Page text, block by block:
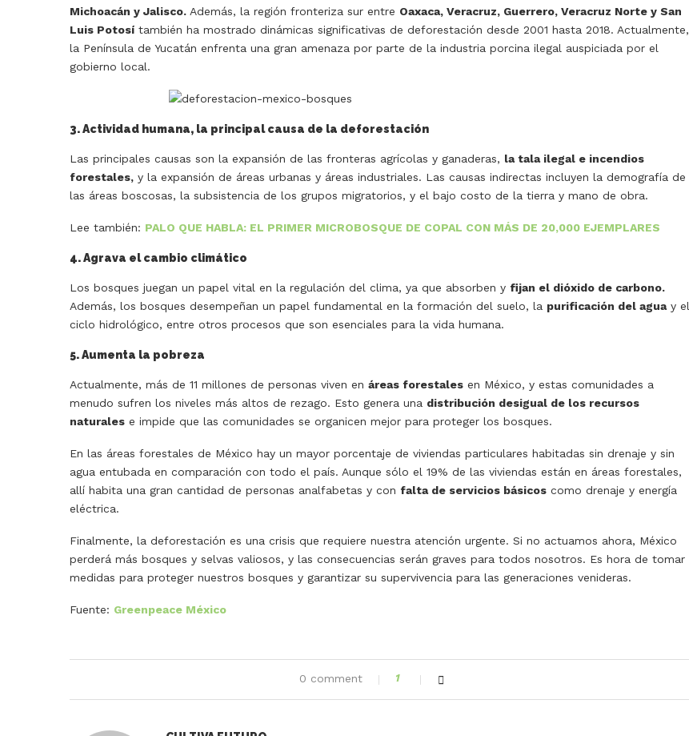
Michoacán y Jalisco. Además, la región fronteriza sur entre Oaxaca, Veracruz, Guerrero, Veracruz Norte y San
Luis Potosí también ha mostrado dinámicas significativas de deforestación desde 2001 hasta 2018. Actualmente,
la Península de Yucatán enfrenta una gran amenaza por parte de la industria porcina ilegal auspiciada por el
gobierno local.
3. Actividad humana, la principal causa de la deforestación
Las principales causas son la expansión de las fronteras agrícolas y ganaderas, la tala ilegal e incendios
forestales, y la expansión de áreas urbanas y áreas industriales. Las causas indirectas incluyen la demografía de
las áreas boscosas, la subsistencia de los grupos migratorios, y el bajo costo de la tierra y mano de obra.
Lee también: PALO QUE HABLA: EL PRIMER MICROBOSQUE DE COPAL CON MÁS DE 20,000 EJEMPLARES
4. Agrava el cambio climático
Los bosques juegan un papel vital en la regulación del clima, ya que absorben y fijan el dióxido de carbono.
Además, los bosques desempeñan un papel fundamental en la formación del suelo, la purificación del aguay el
ciclo hidrológico, entre otros procesos que son esenciales para la vida humana.
5. Aumenta la pobreza
Actualmente, más de 11 millones de personas viven en áreas forestales en México, y estas comunidades a
menudo sufren los niveles más altos de rezago. Esto genera una distribución desigual de los recursos
naturales e impide que las comunidades se organicen mejor para proteger los bosques.
En las áreas forestales de México hay un mayor porcentaje de viviendas particulares habitadas sin drenaje y sin
agua entubada en comparación con todo el país. Aunque sólo el 19% de las viviendas están en áreas forestales,
allí habita una gran cantidad de personas analfabetas y con falta de servicios básicos como drenaje y energía
eléctrica.
Finalmente, la deforestación es una crisis que requiere nuestra atención urgente. Si no actuamos ahora, México
perderá más bosques y selvas valiosos, y las consecuencias serán graves para todos nosotros. Es hora de tomar
medidas para proteger nuestros bosques y garantizar su supervivencia para las generaciones venideras.
Fuente: Greenpeace México
0 comment 1